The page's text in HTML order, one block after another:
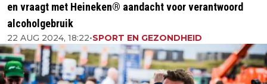
en vraagt met Heineken® aandacht voor verantwoord
alcoholgebruik
22 AUG 2024, 18:22•SPORT EN GEZONDHEID